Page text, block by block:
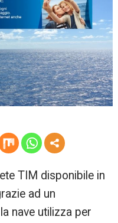
re
TIM disponibile in
ad un
nave utilizza per